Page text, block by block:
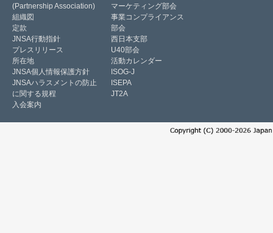
(Partnership Association)
組織図
定款
JNSA行動指針
プレスリリース
所在地
JNSA個人情報保護方針
JNSAハラスメントの防止
に関する規程
入会案内
マーケティング部会
事業コンプライアンス
部会
西日本支部
U40部会
活動カレンダー
ISOG-J
ISEPA
JT2A